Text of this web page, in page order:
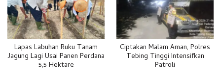
Lapas Labuhan Ruku Tanam
Jagung Lagi Usai Panen Perdana
5,5 Hektare
Ciptakan Malam Aman, Polres
Tebing Tinggi Intensifkan
Patroli